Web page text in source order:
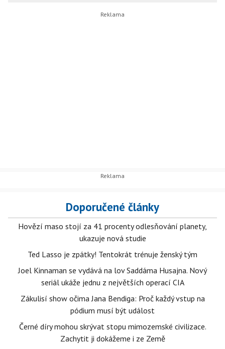
Doporučené články
Hovězí maso stojí za 41 procenty odlesňování planety,
ukazuje nová studie
Ted Lasso je zpátky! Tentokrát trénuje ženský tým
Joel Kinnaman se vydává na lov Saddáma Husajna. Nový
seriál ukáže jednu z největších operací CIA
Zákulisí show očima Jana Bendiga: Proč každý vstup na
pódium musí být událost
Černé díry mohou skrývat stopu mimozemské civilizace.
Zachytit ji dokážeme i ze Země